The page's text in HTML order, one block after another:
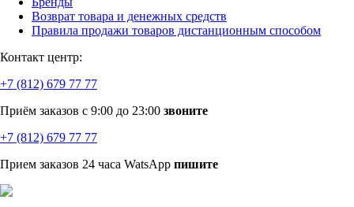
Возврат товара и денежных средств
Правила продажи товаров дистанционным способом
Контакт центр:
+7 (812) 679 77 77
Приём заказов с 9:00 до 23:00 звоните
+7 (812) 679 77 77
Прием заказов 24 часа WatsApp пишите